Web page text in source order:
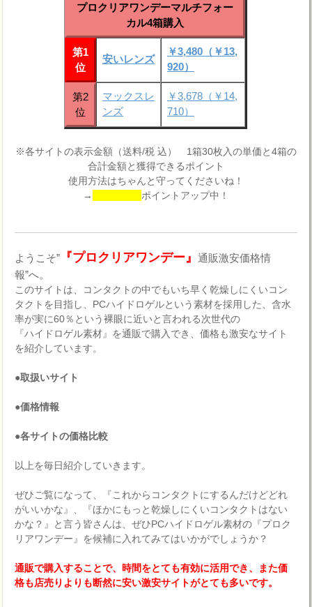
プロクリアワンデーマルチフォー
カル4箱購入
第1
位
安いレンズ
￥3,480（￥13,
920）
第2
位
マックスレ
ンズ
￥3,678（￥14,
710）
※各サイトの表示金額（送料/税 込） 1箱30枚入の単価と4箱の
合計金額と獲得できるポイント
使用方法はちゃんと守ってくださいね！
→
ポイントアップ中！
ようこそ” 『プロクリアワンデー』通販激安価格情
報”へ。
このサイトは、コンタクトの中でもいち早く乾燥しにくいコン
タクトを目指し、PCハイドロゲルという素材を採用した、含水
率が実に60％という裸眼に近いと言われる次世代の
『ハイドロゲル素材』を通販で購入でき、価格も激安なサイト
を紹介しています。
●取扱いサイト
●価格情報
●各サイトの価格比較
以上を毎日紹介していきます。
ぜひご覧になって、『これからコンタクトにするんだけどどれ
がいいかな』、『ほかにもっと乾燥しにくいコンタクトはない
かな？』と言う皆さんは、ぜひPCハイドロゲル素材の『プロク
リアワンデー』を候補に入れてみてはいかがでしょうか？
通販で購入することで、時間をとても有効に活用でき、また価
格も店売りよりも断然に安い激安サイトがとても多いです。